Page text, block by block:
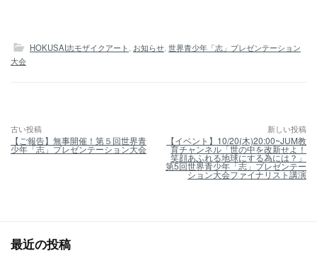
HOKUSAI志モザイクアート お知らせ 世界青少年「志」プレゼンテーション
大会
投
稿
ナ
古い投稿
【ご報告】無事開催！第５回世界青
少年「志」プレゼンテーション大会
新しい投稿
【イベント】10/20(木)20:00~JUM教
育チャンネル「世の中を改新せよ！
笑顔あふれる地球にする為には？」
第5回世界青少年「志」プレゼンテー
ション大会ファイナリスト講演
最近の投稿